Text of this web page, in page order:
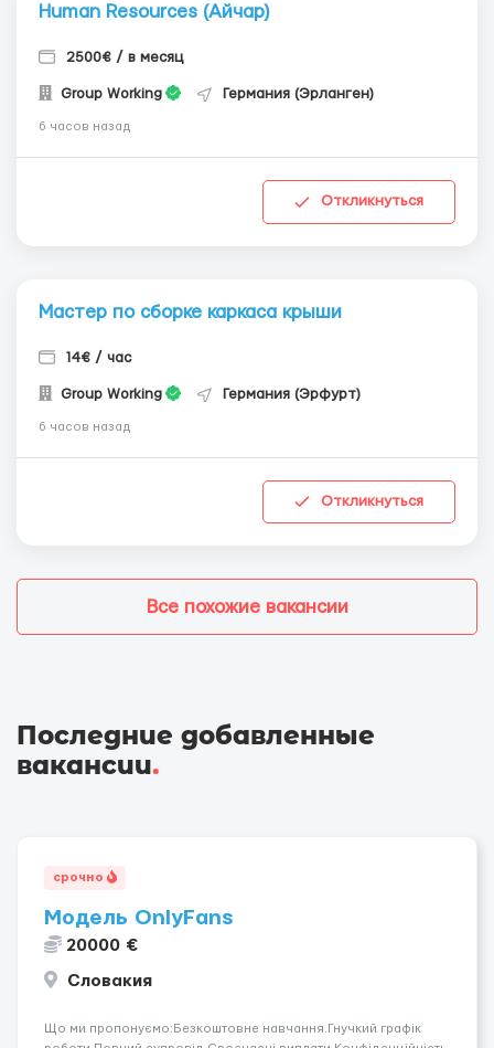
Human Resources (Айчар)
2500€ / в месяц
Group Working Германия (Эрланген)
6 часов назад
Откликнуться
Мастер по сборке каркаса крыши
14€ / час
Group Working Германия (Эрфурт)
6 часов назад
Откликнуться
Все похожие вакансии
Последние добавленные
вакансии.
срочно
Модель OnlyFans
20000 €
Словакия
Що ми пропонуємо:Безкоштовне навчання.Гнучкий графік